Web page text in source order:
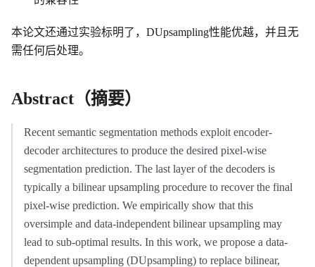
本论文还通过实验标明了，DUpsampling性能优越，并且无
需任何后处理。
Abstract（摘要）
Recent semantic segmentation methods exploit encoder-
decoder architectures to produce the desired pixel-wise
segmentation prediction. The last layer of the decoders is
typically a bilinear upsampling procedure to recover the final
pixel-wise prediction. We empirically show that this
oversimple and data-independent bilinear upsampling may
lead to sub-optimal results. In this work, we propose a data-
dependent upsampling (DUpsampling) to replace bilinear,